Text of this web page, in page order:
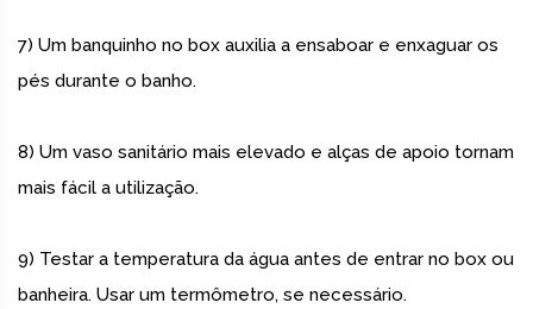
7) Um banquinho no box auxilia a ensaboar e enxaguar os
pés durante o banho.
8) Um vaso sanitário mais elevado e alças de apoio tornam
mais fácil a utilização.
9) Testar a temperatura da água antes de entrar no box ou
banheira. Usar um termômetro, se necessário.